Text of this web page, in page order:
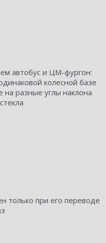
автобус и ЦМ-фургон:
колесной базе
разные углы наклона
только при его переводе